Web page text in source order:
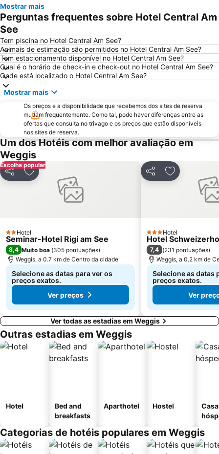
Lucerne Festival in Summer
Stadthaus
Unterstrass
Langstrasse
Stadion Letzigrund
Altstetten
Höngg
Engelberg-Titlis
Pilatus
Leimbach
Opernhaus
Niederdorf und Oberdorf
Verkehrshaus
Seefeld
Street Parade
Lindenhof
Wipkingen
Mostrar mais
Perguntas frequentes sobre Hotel Central Am
See
Tem piscina no Hotel Central Am See?
Animais de estimação são permitidos no Hotel Central Am See?
Tem estacionamento disponível no Hotel Central Am See?
Qual é o horário de check-in e check-out no Hotel Central Am See?
Onde está localizado o Hotel Central Am See?
Mostrar mais
Os preços e a disponibilidade que recebemos dos sites de reserva
mudam frequentemente. Como tal, pode haver diferenças entre as
ofertas que consulta no trivago e os preços que estão disponíveis
nos sites de reserva.
Um dos Hotéis com melhor avaliação em
Weggis
Escolha popular
PartilharAdicionar aos favoritos
2 Estrelas
Hotel
Seminar-Hotel Rigi am See
8,4 Muito boa (305 pontuações)
Weggis, a 0.7 km de Centro da cidade
Selecione as datas para ver os
preços exatos.
Ver preços
PartilharAdicionar
3 Estrelas
Hotel
Hotel
7,4 (231 pontuações)
Weggis, a 0.2 km de
Selecione as datas
preços exatos.
Ver
Ver todas as estadias em Weggis
Outras estadias em Weggis
Hotel
Bed and
breakfasts
Aparthotel Hostel
Categorias de hotéis populares em Weggis